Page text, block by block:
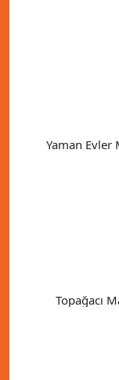
Yaman Evler
Topağacı